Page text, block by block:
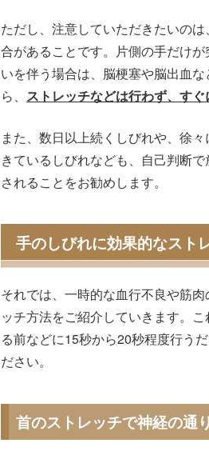
ただし、注意していただきたいの
合があることです。片側の手だけ
いを伴う場合は、脳梗塞や脳出血
ら、 ストレッチなどは行わず、す
また、数日以上続くしびれや、徐
きているしびれなども、自己判断
されることをお勧めします。
手のしびれに効果的なスト
それでは、一時的な血行不良や筋
ッチ方法をご紹介していきます。
る前などに15秒から20秒程度行う
ださい。
首のストレッチで神経の通